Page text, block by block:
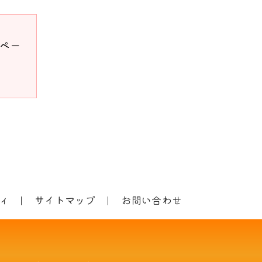
ー
サイトマップ お問い合わせ